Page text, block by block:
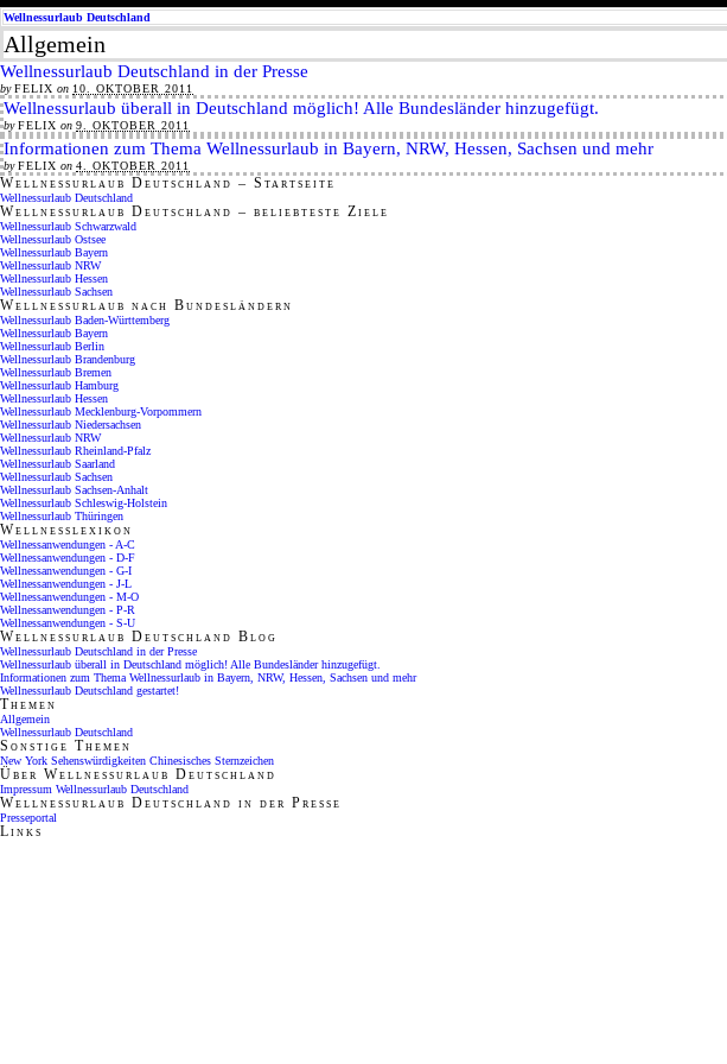
Wellnessurlaub Deutschland
Allgemein
Wellnessurlaub Deutschland in der Presse
byFELIX on 10. OKTOBER 2011
Wellnessurlaub überall in Deutschland möglich! Alle Bundesländer hinzugefügt.
byFELIX on 9. OKTOBER 2011
Informationen zum Thema Wellnessurlaub in Bayern, NRW, Hessen, Sachsen und mehr
byFELIX on 4. OKTOBER 2011
Wellnessurlaub Deutschland – Startseite
Wellnessurlaub Deutschland
Wellnessurlaub Deutschland – beliebteste Ziele
Wellnessurlaub Schwarzwald
Wellnessurlaub Ostsee
Wellnessurlaub Bayern
Wellnessurlaub NRW
Wellnessurlaub Hessen
Wellnessurlaub Sachsen
Wellnessurlaub nach Bundesländern
Wellnessurlaub Baden-Württemberg
Wellnessurlaub Bayern
Wellnessurlaub Berlin
Wellnessurlaub Brandenburg
Wellnessurlaub Bremen
Wellnessurlaub Hamburg
Wellnessurlaub Hessen
Wellnessurlaub Mecklenburg-Vorpommern
Wellnessurlaub Niedersachsen
Wellnessurlaub NRW
Wellnessurlaub Rheinland-Pfalz
Wellnessurlaub Saarland
Wellnessurlaub Sachsen
Wellnessurlaub Sachsen-Anhalt
Wellnessurlaub Schleswig-Holstein
Wellnessurlaub Thüringen
Wellnesslexikon
Wellnessanwendungen - A-C
Wellnessanwendungen - D-F
Wellnessanwendungen - G-I
Wellnessanwendungen - J-L
Wellnessanwendungen - M-O
Wellnessanwendungen - P-R
Wellnessanwendungen - S-U
Wellnessurlaub Deutschland Blog
Wellnessurlaub Deutschland in der Presse
Wellnessurlaub überall in Deutschland möglich! Alle Bundesländer hinzugefügt.
Informationen zum Thema Wellnessurlaub in Bayern, NRW, Hessen, Sachsen und mehr
Wellnessurlaub Deutschland gestartet!
Themen
Allgemein
Wellnessurlaub Deutschland
Sonstige Themen
New York Sehenswürdigkeiten Chinesisches Sternzeichen
Über Wellnessurlaub Deutschland
Impressum Wellnessurlaub Deutschland
Wellnessurlaub Deutschland in der Presse
Presseportal
Links